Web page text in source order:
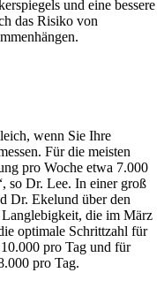
und eine bessere
das Risiko von
wenn Sie Ihre
Für die meisten
pro Woche etwa 7.000
so Dr. Lee. In einer groß
Dr. Ekelund über den
die im März
optimale Schrittzahl für
pro Tag und für
pro Tag.